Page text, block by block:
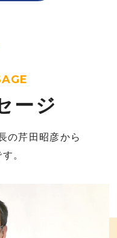
ージ
の芹田昭彦から
。